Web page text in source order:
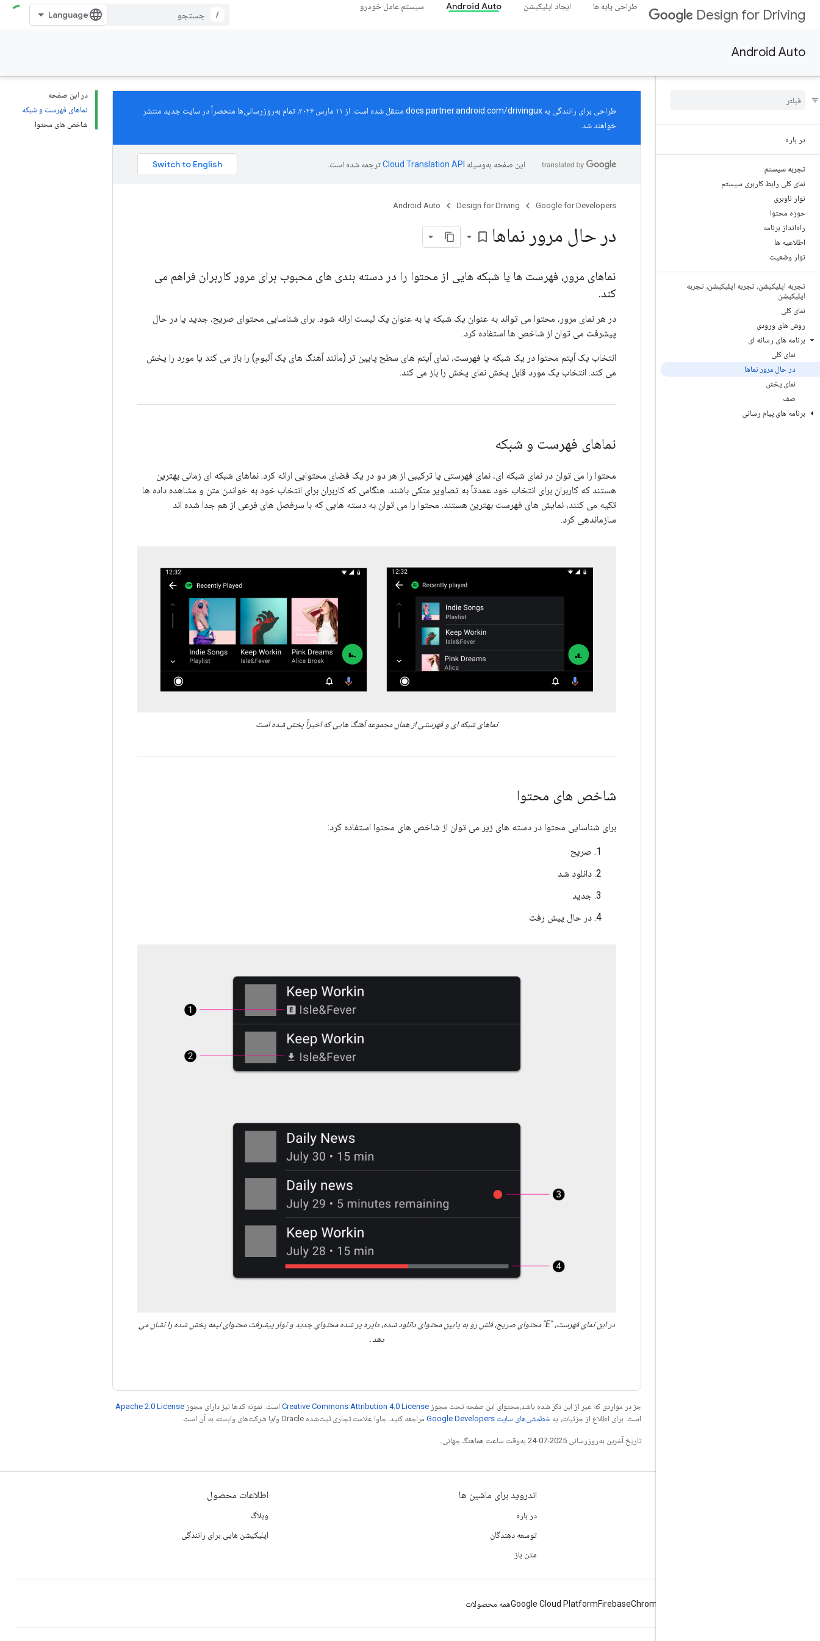
Design for Driving
طراحی پایه ها ایجاد اپلیکیشن Android Auto سیستم عامل خودرو
/
Android Auto
در باره
تجربه سیستم
نمای کلی رابط کاربری سیستم
نوار ناوبری
حوزه محتوا
راه‌انداز برنامه
اطلاعیه ها
نوار وضعیت
تجربه اپلیکیشن، تجربه اپلیکیشن، تجربه
اپلیکیشن
نمای کلی
روش های ورودی
برنامه های رسانه ای
نمای کلی
در حال مرور نماها
نمای پخش
صف
برنامه های پیام رسانی
در این صفحه
نماهای فهرست و شبکه
شاخص های محتوا
طراحی برای رانندگی به docs.partner.android.com/drivingux
منتقل شده است. از ۱۱ مارس ۲۰۲۶، تمام به‌روزرسانی‌ها منحصراً در سایت جدید منتشر
خواهند شد.
این صفحه به‌وسیله ترجمه شده است.
Google for Developers
Design for Driving
Android Auto
در حال مرور نماها bookmark_border
نماهای مرور، فهرست ها یا شبکه هایی از محتوا را در دسته بندی های محبوب برای مرور کاربران فراهم می
کند.
در هر نمای مرور، محتوا می تواند به عنوان یک شبکه یا به عنوان یک لیست ارائه شود. برای شناسایی محتوای صریح، جدید یا در حال
پیشرفت می توان از شاخص ها استفاده کرد.
انتخاب یک آیتم محتوا در یک شبکه یا فهرست، نمای آیتم های سطح پایین تر (مانند آهنگ های یک آلبوم) را باز می کند یا مورد را پخش
می کند. انتخاب یک مورد قابل پخش نمای پخش را باز می کند.
نماهای فهرست و شبکه
محتوا را می توان در نمای شبکه ای، نمای فهرستی یا ترکیبی از هر دو در یک فضای محتوایی ارائه کرد. نماهای شبکه ای زمانی بهترین
هستند که کاربران برای انتخاب خود عمدتاً به تصاویر متکی باشند. هنگامی که کاربران برای انتخاب خود به خواندن متن و مشاهده داده ها
تکیه می کنند، نمایش های فهرست بهترین هستند. محتوا را می توان به دسته هایی که با سرفصل های فرعی از هم جدا شده اند
سازماندهی کرد.
نماهای شبکه ای و فهرستی از همان مجموعه آهنگ هایی که اخیراً پخش شده است
شاخص های محتوا
برای شناسایی محتوا در دسته های زیر می توان از شاخص های محتوا استفاده کرد:
صریح
دانلود شد
جدید
در حال پیش رفت
در این نمای فهرست، "E" محتوای صریح، فلش رو به پایین محتوای دانلود شده، دایره پر شده محتوای جدید و نوار پیشرفت محتوای نیمه پخش شده را نشان می
دهد.
جز در مواردی که غیر از این ذکر شده باشد،‌محتوای این صفحه تحت مجوز Creative Commons Attribution 4.0 License است. نمونه کدها نیز دارای مجوز Apache 2.0 License
است. برای اطلاع از جزئیات، به خطمشی‌های سایت Google Developers‏ مراجعه کنید. جاوا علامت تجاری ثبت‌شده Oracle و/یا شرکت‌های وابسته به آن است.
تاریخ آخرین به‌روزرسانی 2025-07-24 به‌وقت ساعت هماهنگ جهانی.
اندروید برای ماشین ها
در باره
توسعه دهندگان
متن باز
اطلاعات محصول
وبلاگ
اپلیکیشن هایی برای رانندگی
Chrome
Firebase
Google Cloud Platformهمه محصولات